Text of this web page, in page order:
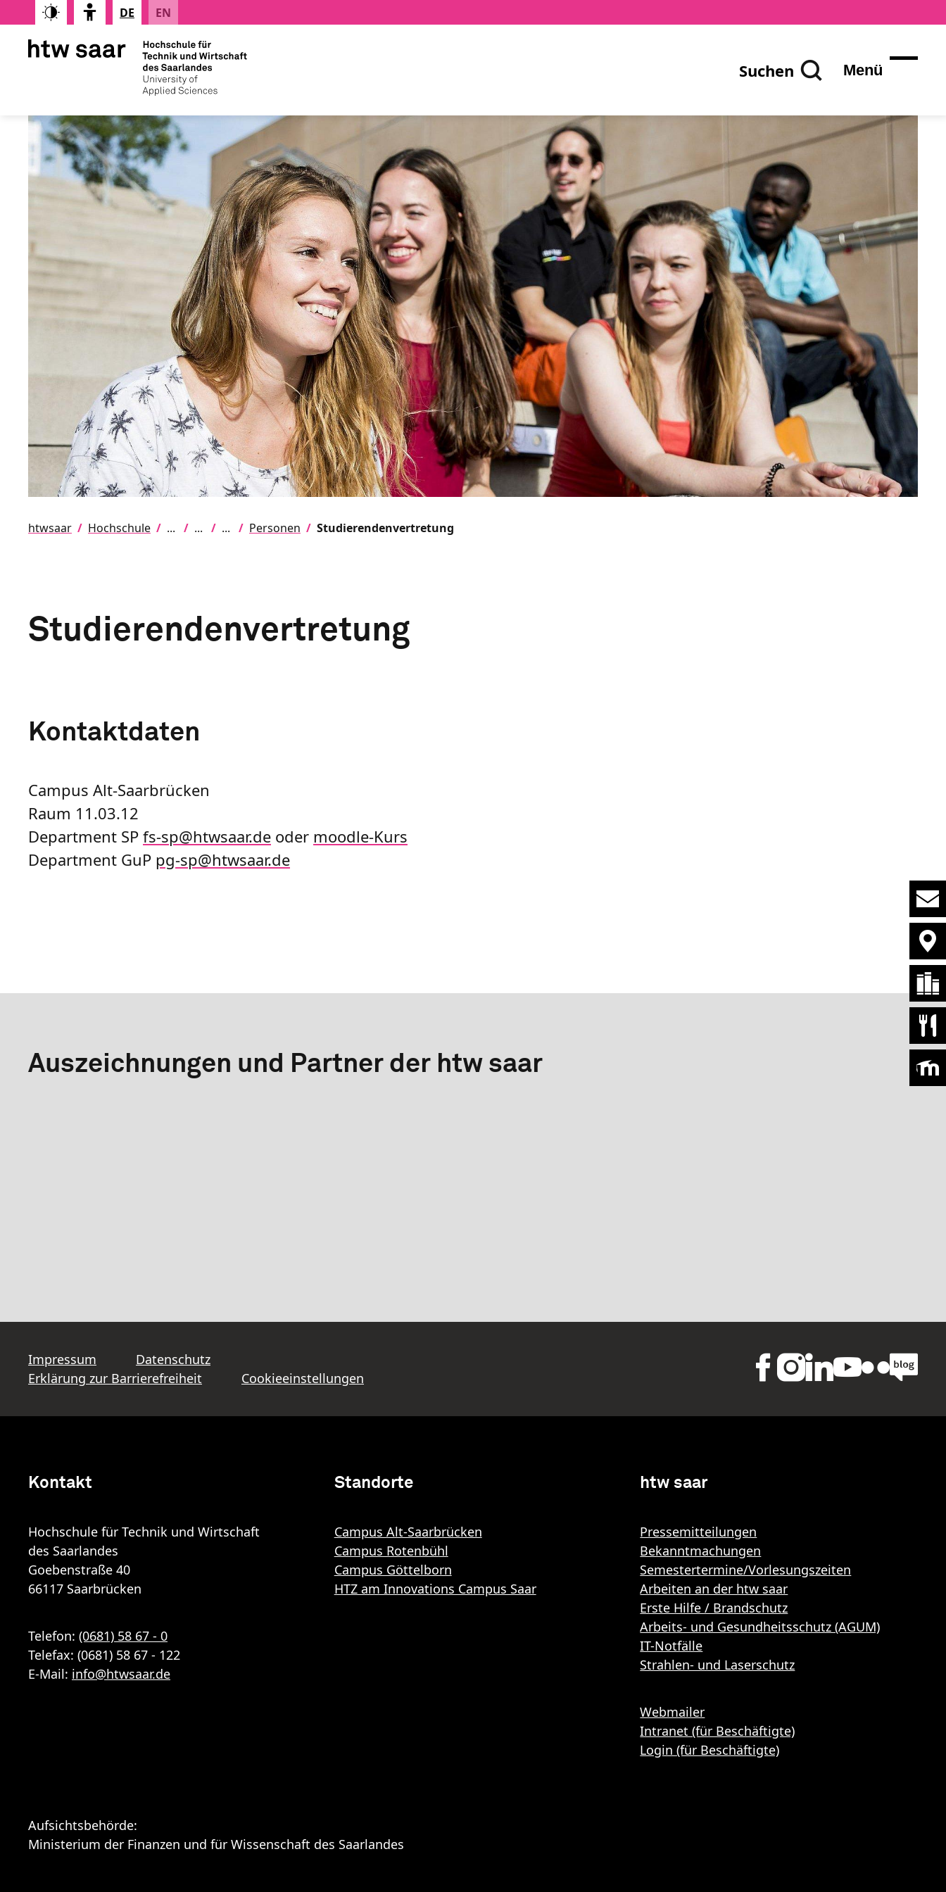
DE EN
Suchen Menü
htwsaar Hochschule Personen Studierendenvertretung
Studierendenvertretung
Kontaktdaten
Campus Alt-Saarbrücken
Raum 11.03.12
Department SP fs-sp@htwsaar.de oder moodle-Kurs
Department GuP pg-sp@htwsaar.de
Auszeichnungen und Partner der htw saar
Impressum
Datenschutz
Erklärung zur Barrierefreiheit
Cookieeinstellungen
Kontakt
Hochschule für Technik und Wirtschaft
des Saarlandes
Goebenstraße 40
66117 Saarbrücken
Telefon: (0681) 58 67 - 0
Telefax: (0681) 58 67 - 122
E-Mail: info@htwsaar.de
Standorte
Campus Alt-Saarbrücken
Campus Rotenbühl
Campus Göttelborn
HTZ am Innovations Campus Saar
htw saar
Pressemitteilungen
Bekanntmachungen
Semestertermine/Vorlesungszeiten
Arbeiten an der htw saar
Erste Hilfe / Brandschutz
Arbeits- und Gesundheitsschutz (AGUM)
IT-Notfälle
Strahlen- und Laserschutz
Webmailer
Intranet (für Beschäftigte)
Login (für Beschäftigte)
Aufsichtsbehörde:
Ministerium der Finanzen und für Wissenschaft des Saarlandes